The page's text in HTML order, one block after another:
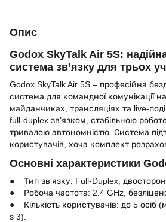
Опис
Godox SkyTalk Air 5S:
система зв’язку для трьох
Godox SkyTalk Air 5S – професійна
система для командної комунікації
майданчиках, трансляціях та live-
full-duplex зв’язком, стабільною
тривалою автономністю. Система
користувачів, хоча комплект
Основні характеристики
● Тип зв’язку: Full-Duplex,
● Робоча частота: 2.4 GHz,
● Кількість користувачів: до 5 осіб
з 3).